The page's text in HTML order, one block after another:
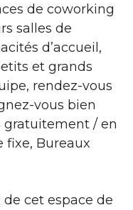
de coworking
salles de
d’accueil,
et grands
rendez-vous
vous bien
gratuitement / en
fixe, Bureaux
cet espace de